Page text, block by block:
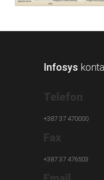
Infosys
+387 37 470000
+387 37 476503